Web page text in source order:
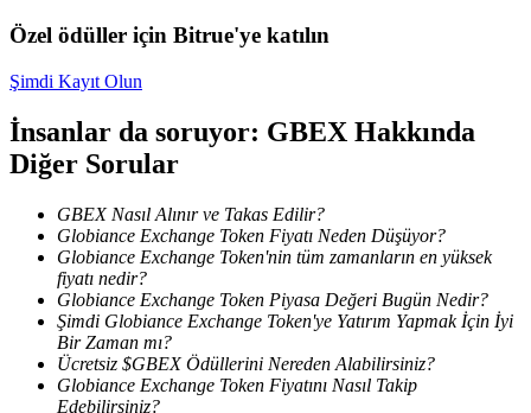
Launchpool
Popüler token'lar kazanmak için esnek staking
Özel ödüller için Bitrue'ye katılın
Şimdi Kayıt Olun
İnsanlar da soruyor: GBEX Hakkında
Diğer Sorular
GBEX Nasıl Alınır ve Takas Edilir?
Globiance Exchange Token Fiyatı Neden Düşüyor?
Globiance Exchange Token'nin tüm zamanların en yüksek
fiyatı nedir?
Globiance Exchange Token Piyasa Değeri Bugün Nedir?
Şimdi Globiance Exchange Token'ye Yatırım Yapmak İçin İyi
Bir Zaman mı?
Ücretsiz $GBEX Ödüllerini Nereden Alabilirsiniz?
Globiance Exchange Token Fiyatını Nasıl Takip
Edebilirsiniz?